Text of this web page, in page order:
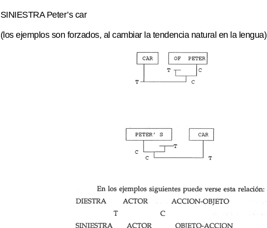
SINIESTRA Peter’s car
(los ejemplos son forzados, al cambiar la tendencia natural en la lengua)